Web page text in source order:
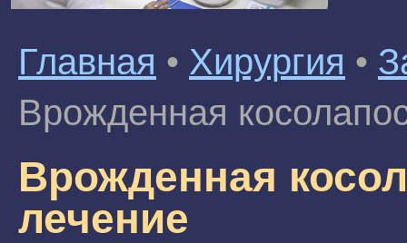
Главная • Хирургия •
Врожденная
Врожденная
лечение